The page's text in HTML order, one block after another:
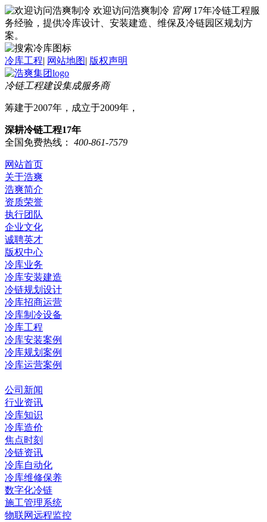
欢迎访问浩爽制冷 官网 17年冷链工程服
务经验，提供冷库设计、安装建造、维保及冷链园区规划方
案。
冷库工程| 网站地图| 版权声明
冷链工程建设集成服务商
筹建于2007年，成立于2009年，
深耕冷链工程17年
全国免费热线：
400-861-7579
网站首页
关于浩爽
浩爽简介
资质荣誉
执行团队
企业文化
诚聘英才
版权中心
冷库业务
冷库安装建造
冷链规划设计
冷库招商运营
冷库制冷设备
冷库工程
冷库安装案例
冷库规划案例
冷库运营案例
公司新闻
行业资讯
冷库知识
冷库造价
焦点时刻
冷链资讯
冷库自动化
冷库维修保养
数字化冷链
施工管理系统
物联网远程监控